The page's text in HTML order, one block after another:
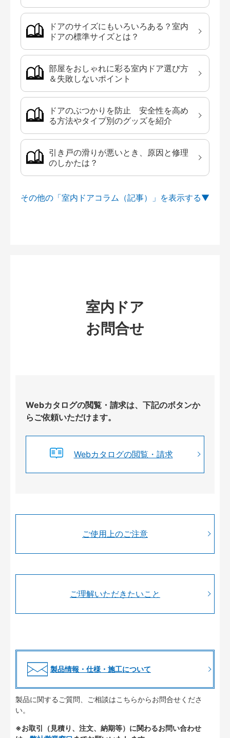
ドアのサイズにもいろいろある？室内
ドアの標準サイズとは？
部屋をおしゃれに彩る室内ドア選び方
＆失敗しないポイント
ドアのぶつかりを防止 安全性を高め
る方法やタイプ別のグッズを紹介
引き戸の滑りが悪いとき、原因と修理
のしかたは？
その他の「室内ドアコラム（記事）」を
室内ドア
お問合せ
Webカタログの閲覧・請求は、下記のボタンか
らご依頼いただけます。
Webカタログの閲覧・請求
ご使用上のご注意
ご理解いただきたいこと
製品情報・仕様・施工について
製品に関するご質問、ご相談はこちらからお問合せくださ
い。
※お取引（見積り、注文、納期等）に関わるお問い合わせ